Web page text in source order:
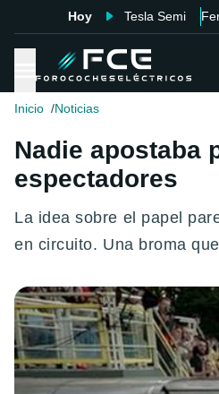
Hoy Tesla Semi
Inicio Noticias
Nadie apostaba
espectadores
La idea sobre el papel
en circuito. Una broma